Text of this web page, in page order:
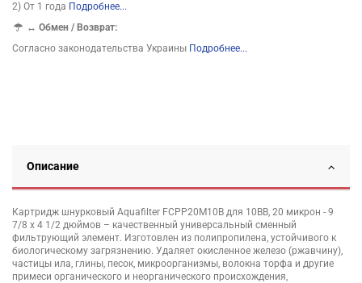
2) От 1 года Подробнее...
↔Обмен / Возврат:
Согласно законодательства Украины Подробнее...
Описание
Картридж шнурковый Aquafilter FCPP20M10B для 10BB, 20 микрон - 9
7/8 x 4 1/2 дюймов – качественный универсальный сменный
фильтрующий элемент. Изготовлен из полипропилена, устойчивого к
биологическому загрязнению. Удаляет окисленное железо (ржавчину),
частицы ила, глины, песок, микроорганизмы, волокна торфа и другие
примеси органического и неорганического происхождения,